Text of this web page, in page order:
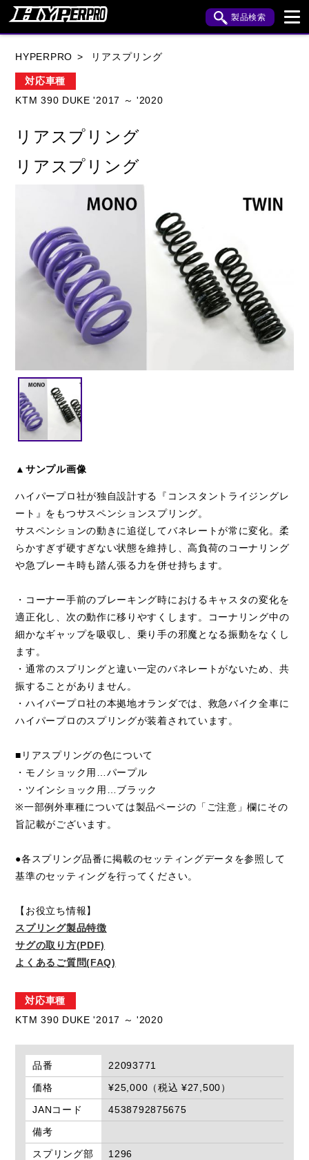
製品検索
CAGIVA
HARLEY DAVIDSON HUSQVANA
INDIAN MOTO GUZZI
MV AGUSTA ROYAL ENFIELD
TRIUMPH
閉じる
HYPERPRO リアスプリング
対応車種
KTM 390 DUKE '2017 ～ '2020
リアスプリング
リアスプリング
▲サンプル画像
ハイパープロ社が独自設計する『コンスタントライジングレ
ート』をもつサスペンションスプリング。
サスペンションの動きに追従してバネレートが常に変化。柔
らかすぎず硬すぎない状態を維持し、高負荷のコーナリング
や急ブレーキ時も踏ん張る力を併せ持ちます。
・コーナー手前のブレーキング時におけるキャスタの変化を
適正化し、次の動作に移りやすくします。コーナリング中の
細かなギャップを吸収し、乗り手の邪魔となる振動をなくし
ます。
・通常のスプリングと違い一定のバネレートがないため、共
振することがありません。
・ハイパープロ社の本拠地オランダでは、救急バイク全車に
ハイパープロのスプリングが装着されています。
■リアスプリングの色について
・モノショック用…パープル
・ツインショック用…ブラック
※一部例外車種については製品ページの「ご注意」欄にその
旨記載がございます。
●各スプリング品番に掲載のセッティングデータを参照して
基準のセッティングを行ってください。
【お役立ち情報】
スプリング製品特徴
サグの取り方(PDF)
よくあるご質問(FAQ)
対応車種
KTM 390 DUKE '2017 ～ '2020
品番
22093771
価格
¥25,000（税込 ¥27,500）
JANコード
4538792875675
備考
スプリング部
1296